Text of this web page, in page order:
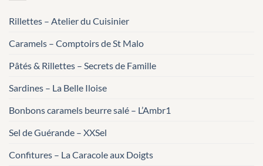
Rillettes – Atelier du Cuisinier
Caramels – Comptoirs de St Malo
Pâtés & Rillettes – Secrets de Famille
Sardines – La Belle Iloise
Bonbons caramels beurre salé – L’Ambr1
Sel de Guérande – XXSel
Confitures – La Caracole aux Doigts